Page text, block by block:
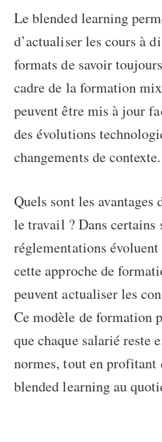
Le blended learning
d’actualiser les cours à
formats de savoir
cadre de la formation
peuvent être mis à jour
des évolutions
changements de contexte.
Quels sont les
le travail ? Dans certains
réglementations
cette approche de
peuvent actualiser les
Ce modèle de formation
que chaque salarié reste
normes, tout en profitant
blended learning au